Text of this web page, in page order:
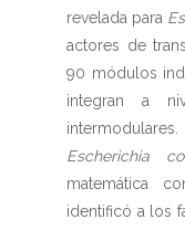
revelada para
actores de
90 módulos
integran a
Escherichia
matemática
identificó a los